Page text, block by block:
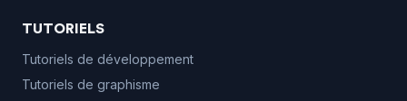
TUTORIELS
Tutoriels de développement
Tutoriels de graphisme